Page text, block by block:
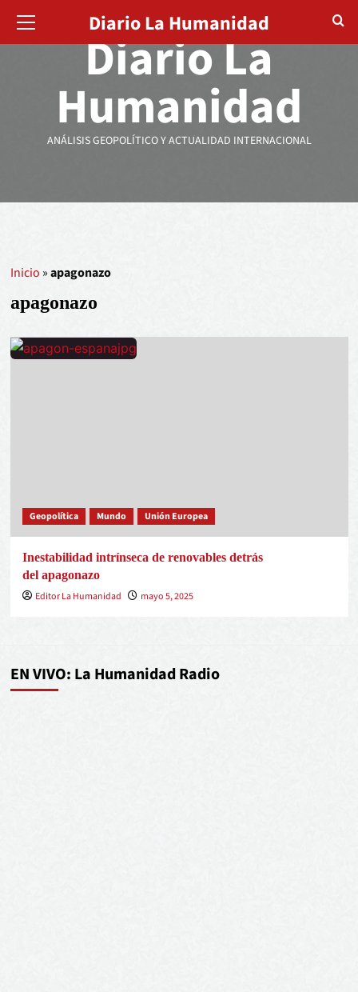
Diario La
Humanidad
ANÁLISIS GEOPOLÍTICO Y ACTUALIDAD INTERNACIONAL
Diario La Humanidad
Inicio »apagonazo
apagonazo
Geopolítica Mundo Unión Europea
Inestabilidad intrínseca de renovables detrás
del apagonazo
Editor La Humanidad
mayo 5, 2025
EN VIVO: La Humanidad Radio